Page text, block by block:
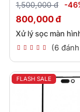
1,500,000 đ -
800,000 đ
Xử lý sọc màn
(6
FLASH SALE